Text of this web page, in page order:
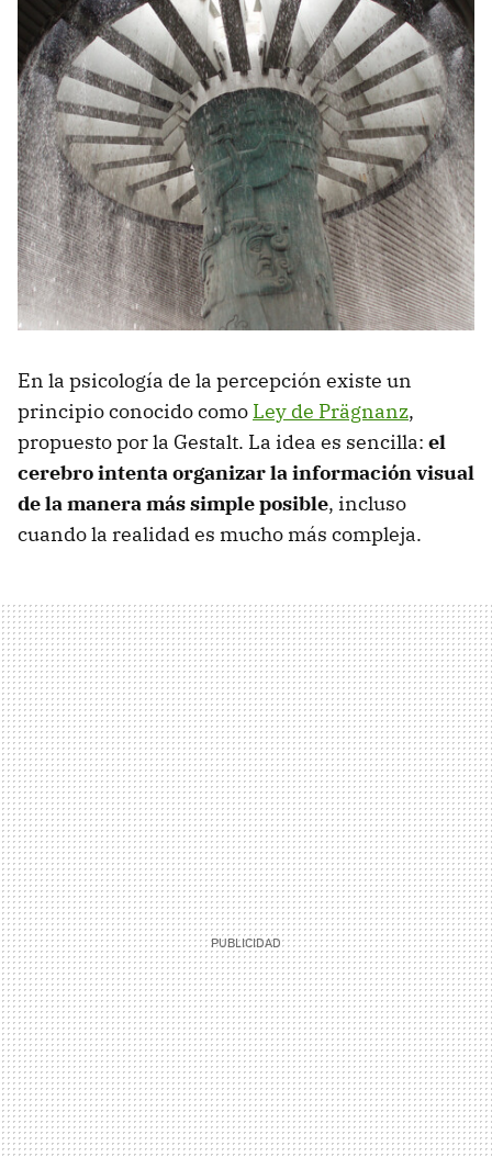
En la psicología de la percepción existe un
principio conocido como Ley de Prägnanz,
propuesto por la Gestalt. La idea es sencilla: el
cerebro intenta organizar la información visual
de la manera más simple posible, incluso
cuando la realidad es mucho más compleja.